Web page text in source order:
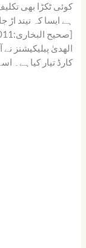
کوئی ٹکڑا بھی
ہے ایسا کہ نیند
[صحیح البخاری:6011]
الھدیٰ پبلیکیشنز
کارڈ تیار کیاہے۔